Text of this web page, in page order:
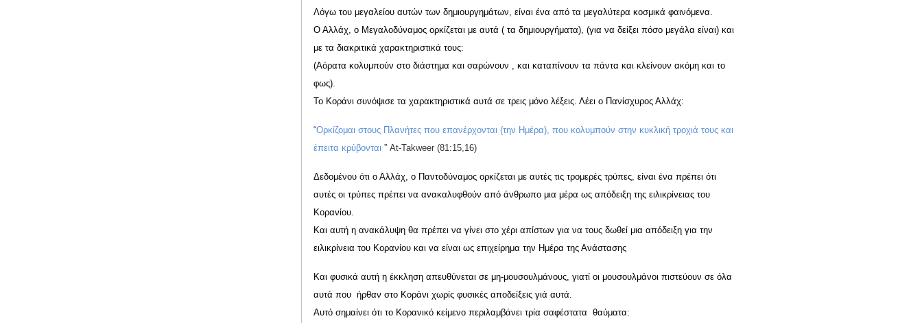
Λόγω του μεγαλείου αυτών των δημιουργημάτων, είναι ένα από τα μεγαλύτερα κοσμικά φαινόμενα.
Ο Αλλάχ, ο Μεγαλοδύναμος ορκίζεται με αυτά ( τα δημιουργήματα), (για να δείξει πόσο μεγάλα είναι) και
με τα διακριτικά χαρακτηριστικά τους:
(Αόρατα κολυμπούν στο διάστημα και σαρώνουν , και καταπίνουν τα πάντα και κλείνουν ακόμη και το
φως).
Το Κοράνι συνόψισε τα χαρακτηριστικά αυτά σε τρεις μόνο λέξεις. Λέει ο Πανίσχυρος Αλλάχ:
“Ορκίζομαι στους Πλανήτες που επανέρχονται (την Ημέρα), που κολυμπούν στην κυκλική τροχιά τους και
έπειτα κρύβονται ” At-Takweer (81:15,16)
Δεδομένου ότι ο Αλλάχ, ο Παντοδύναμος ορκίζεται με αυτές τις τρομερές τρύπες, είναι ένα πρέπει ότι
αυτές οι τρύπες πρέπει να ανακαλυφθούν από άνθρωπο μια μέρα ως απόδειξη της ειλικρίνειας του
Κορανίου.
Και αυτή η ανακάλυψη θα πρέπει να γίνει στο χέρι απίστων για να τους δωθεί μια απόδειξη για την
ειλικρίνεια του Κορανίου και να είναι ως επιχείρημα την Ημέρα της Ανάστασης
Και φυσικά αυτή η έκκληση απευθύνεται σε μη-μουσουλμάνους, γιατί οι μουσουλμάνοι πιστεύουν σε όλα
αυτά που ήρθαν στο Κοράνι χωρίς φυσικές αποδείξεις γιά αυτά.
Αυτό σημαίνει ότι το Κορανικό κείμενο περιλαμβάνει τρία σαφέστατα θαύματα: